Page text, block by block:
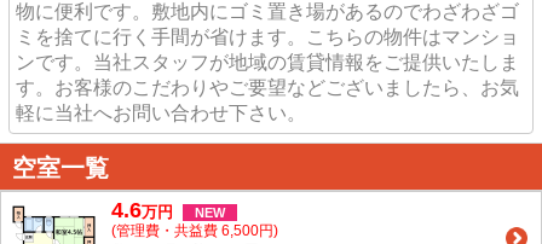
物に便利です。敷地内にゴミ置き場があるのでわざわざゴ
ミを捨てに行く手間が省けます。こちらの物件はマンショ
ンです。当社スタッフが地域の賃貸情報をご提供いたしま
す。お客様のこだわりやご要望などございましたら、お気
軽に当社へお問い合わせ下さい。
空室一覧
4.6万円 NEW
(管理費・共益費 6,500円)